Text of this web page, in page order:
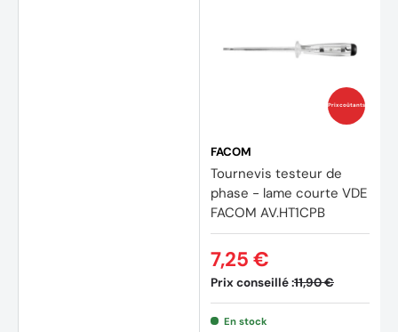
Prix coûtants
FACOM
Tournevis testeur de
phase - lame courte VDE
FACOM AV.HT1CPB
Prix conseillé :11,90 €
7,25 €
En stock